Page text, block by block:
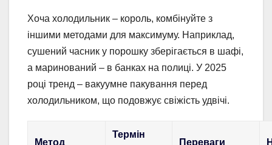
Хоча холодильник – король, комбінуйте з
іншими методами для максимуму. Наприклад,
сушений часник у порошку зберігається в шафі,
а маринований – в банках на полиці. У 2025
році тренд – вакуумне пакування перед
холодильником, що подовжує свіжість удвічі.
Метод
Термін
Переваги